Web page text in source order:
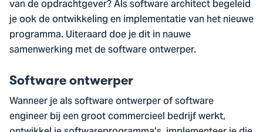
van de opdrachtgever? Als software architect begeleid
je ook de ontwikkeling en implementatie van het nieuwe
programma. Uiteraard doe je dit in nauwe
samenwerking met de software ontwerper.
Software ontwerper
Wanneer je als software ontwerper of software
engineer bij een groot commercieel bedrijf werkt,